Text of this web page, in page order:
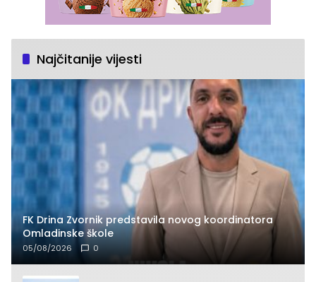
Najčitanije vijesti
FK Drina Zvornik predstavila novog koordinatora
Omladinske škole
05/08/2026 0